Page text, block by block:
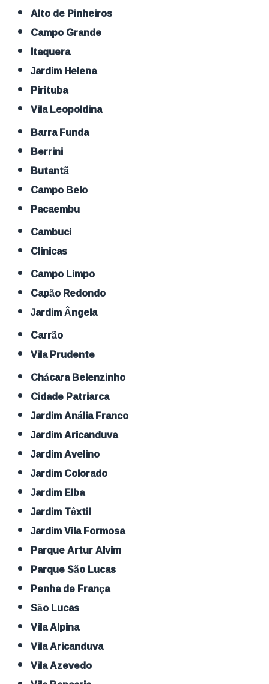
Alto de Pinheiros
Campo Grande
Itaquera
Jardim Helena
Pirituba
Vila Leopoldina
Barra Funda
Berrini
Butantã
Campo Belo
Pacaembu
Cambuci
Clinicas
Campo Limpo
Capão Redondo
Jardim Ângela
Carrão
Vila Prudente
Chácara Belenzinho
Cidade Patriarca
Jardim Anália Franco
Jardim Aricanduva
Jardim Avelino
Jardim Colorado
Jardim Elba
Jardim Têxtil
Jardim Vila Formosa
Parque Artur Alvim
Parque São Lucas
Penha de França
São Lucas
Vila Alpina
Vila Aricanduva
Vila Azevedo